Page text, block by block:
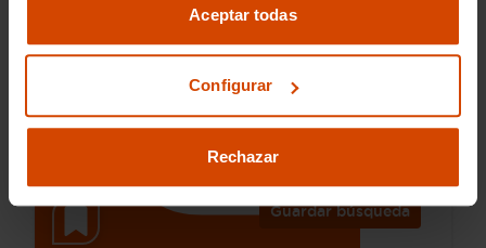
Aceptar todas
Configurar
Rechazar
Extreme TCE 96kW 48v (130CV) 4X2
2025
10.263 km
Híbrido no enchufable
Manual
I.V.A. Deducible Móstoles - Los Rosales
Guardar búsqueda